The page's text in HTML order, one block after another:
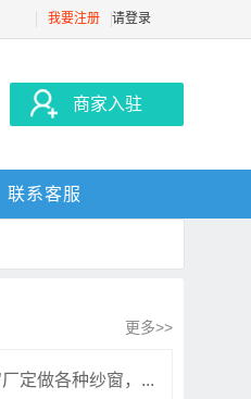
我要注册 请登录
商家入驻
联系客服
更多>>
定做各种纱窗，...